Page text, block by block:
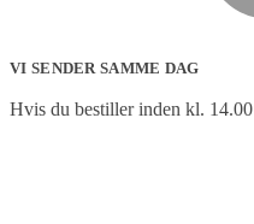
VI SENDER SAMME DAG
Hvis du bestiller inden kl. 14.00